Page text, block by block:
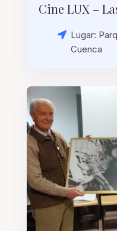
Cine LUX –
Lugar:
Cuenca